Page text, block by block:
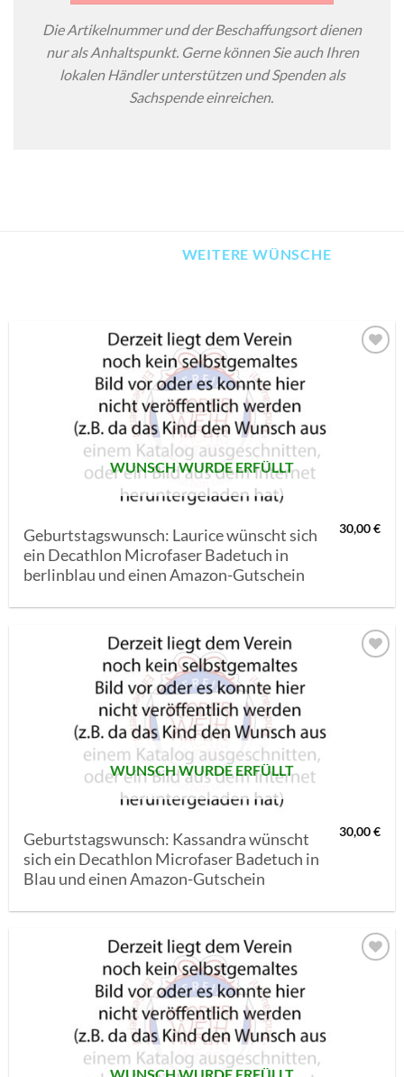
Die Artikelnummer und der Beschaffungsort dienen
nur als Anhaltspunkt. Gerne können Sie auch Ihren
lokalen Händler unterstützen und Spenden als
Sachspende einreichen.
WEITERE WÜNSCHE
WUNSCH WURDE ERFÜLLT
Geburtstagswunsch: Laurice wünscht sich
ein Decathlon Microfaser Badetuch in
berlinblau und einen Amazon-Gutschein
30,00€
WUNSCH WURDE ERFÜLLT
Geburtstagswunsch: Kassandra wünscht
sich ein Decathlon Microfaser Badetuch in
Blau und einen Amazon-Gutschein
30,00€